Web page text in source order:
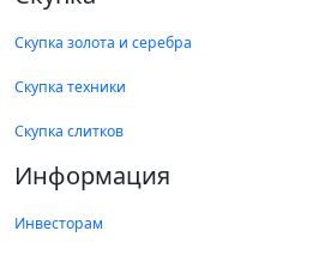
Скупка золота и серебра
Скупка техники
Скупка слитков
Информация
Инвесторам